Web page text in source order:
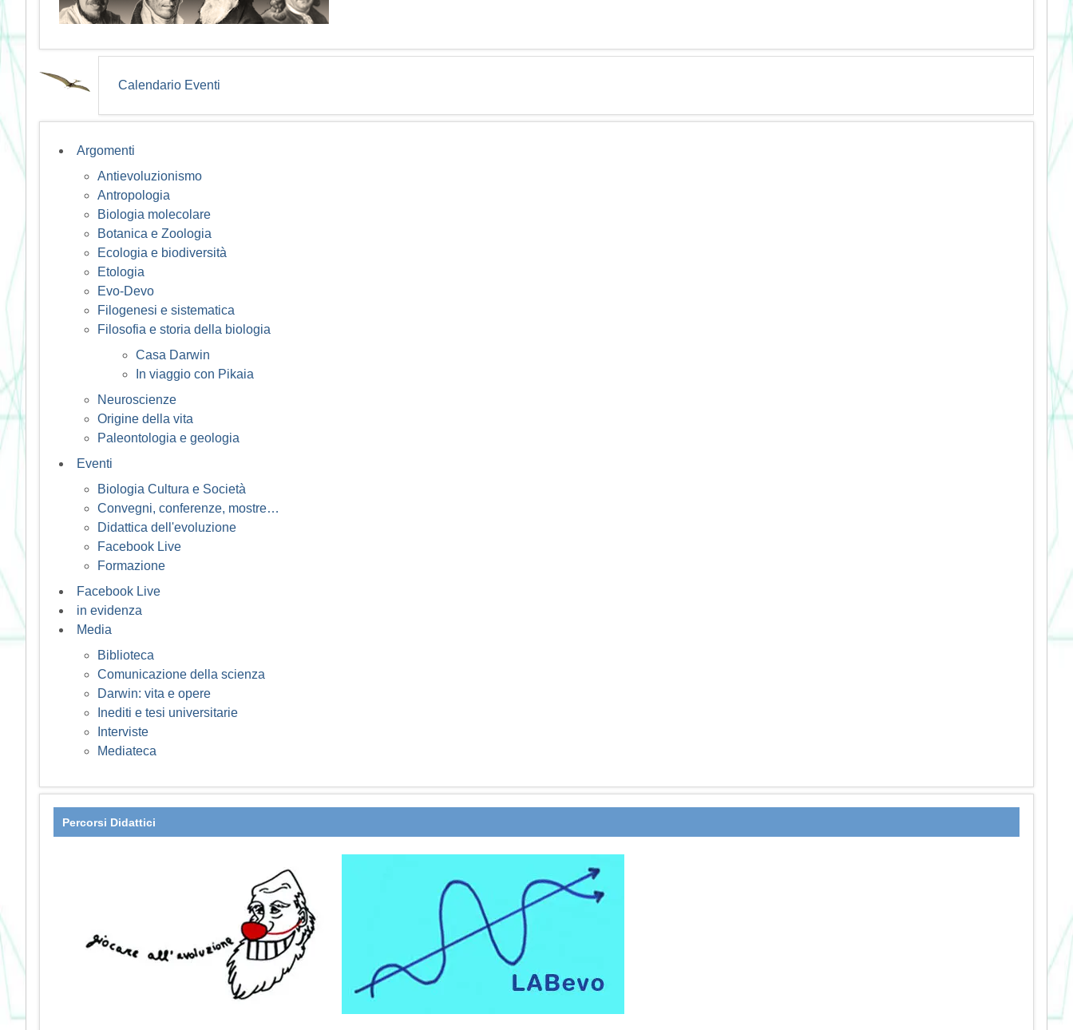
Calendario Eventi
Argomenti
Antievoluzionismo
Antropologia
Biologia molecolare
Botanica e Zoologia
Ecologia e biodiversità
Etologia
Evo-Devo
Filogenesi e sistematica
Filosofia e storia della biologia
Casa Darwin
In viaggio con Pikaia
Neuroscienze
Origine della vita
Paleontologia e geologia
Eventi
Biologia Cultura e Società
Convegni, conferenze, mostre…
Didattica dell'evoluzione
Facebook Live
Formazione
Facebook Live
in evidenza
Media
Biblioteca
Comunicazione della scienza
Darwin: vita e opere
Inediti e tesi universitarie
Interviste
Mediateca
Percorsi Didattici